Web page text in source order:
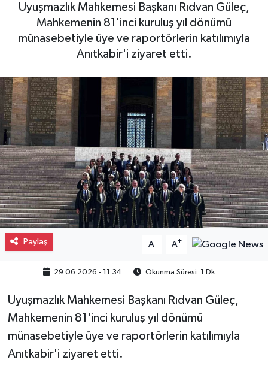
Uyuşmazlık Mahkemesi Başkanı Rıdvan Güleç,
Mahkemenin 81'inci kuruluş yıl dönümü
münasebetiyle üye ve raportörlerin katılımıyla
Anıtkabir'i ziyaret etti.
Paylaş A- A+
29.06.2026 - 11:34 Okunma Süresi: 1 Dk
Uyuşmazlık Mahkemesi Başkanı Rıdvan Güleç,
Mahkemenin 81'inci kuruluş yıl dönümü
münasebetiyle üye ve raportörlerin katılımıyla
Anıtkabir'i ziyaret etti.
Otovitrin
Magazin
Gayrimenkul
Spor
Eğitim
Haber Arşivi